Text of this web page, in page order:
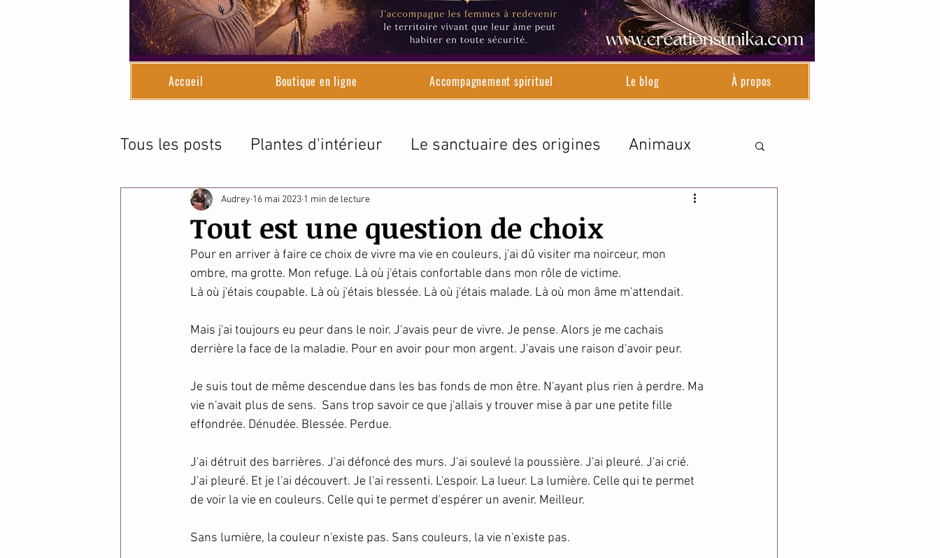
Accueil Boutique en ligne Accompagnement spirituel Le blog À propos
Tous les posts Plantes d'intérieur Le sanctuaire des origines Animaux
Magnétique Le temple d'Adélaïde
Tout est une question de choix
Audrey 16 mai 2023 1 min de lecture
Pour en arriver à faire ce choix de vivre ma vie en couleurs, j'ai dû visiter ma noirceur, mon
ombre, ma grotte. Mon refuge. Là où j'étais confortable dans mon rôle de victime.
Là où j'étais coupable. Là où j'étais blessée. Là où j'étais malade. Là où mon âme m'attendait.
Mais j'ai toujours eu peur dans le noir. J'avais peur de vivre. Je pense. Alors je me cachais
derrière la face de la maladie. Pour en avoir pour mon argent. J'avais une raison d'avoir peur.
Je suis tout de même descendue dans les bas fonds de mon être. N'ayant plus rien à perdre. Ma
vie n'avait plus de sens.  Sans trop savoir ce que j'allais y trouver mise à par une petite fille
effondrée. Dénudée. Blessée. Perdue.
J'ai détruit des barrières. J'ai défoncé des murs. J'ai soulevé la poussière. J'ai pleuré. J'ai crié.
J'ai pleuré. Et je l'ai découvert. Je l'ai ressenti. L'espoir. La lueur. La lumière. Celle qui te permet
de voir la vie en couleurs. Celle qui te permet d'espérer un avenir. Meilleur.
Sans lumière, la couleur n'existe pas. Sans couleurs, la vie n'existe pas.